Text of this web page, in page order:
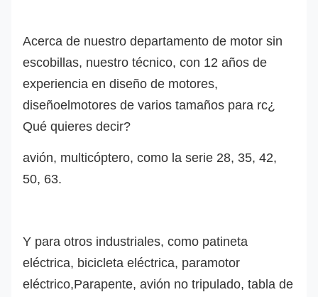
Acerca de nuestro departamento de motor sin
escobillas, nuestro técnico, con 12 años de
experiencia en diseño de motores,
diseñoelmotores de varios tamaños para rc¿
Qué quieres decir?
avión, multicóptero, como la serie 28, 35, 42,
50, 63.
Y para otros industriales, como patineta
eléctrica, bicicleta eléctrica, paramotor
eléctrico,Parapente, avión no tripulado, tabla de